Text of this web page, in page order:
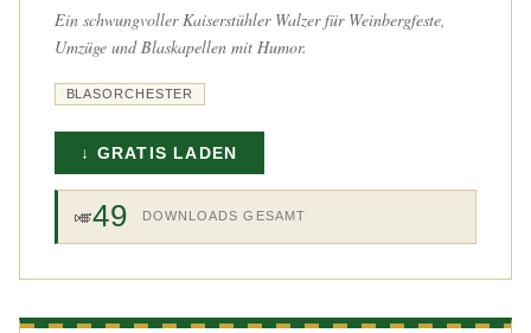
Ein schwungvoller Kaiserstühler Walzer für Weinbergfeste,
Umzüge und Blaskapellen mit Humor.
BLASORCHESTER
↓ GRATIS LADEN
🎺49 DOWNLOADS GESAMT